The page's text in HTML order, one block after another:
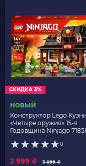
СКИДКА 3%
НОВЫЙ
Конструктор Lego
«Четыре оружия» 15-я
Годовщина Ninjago
0
3 099 ₴
2 999 ₴